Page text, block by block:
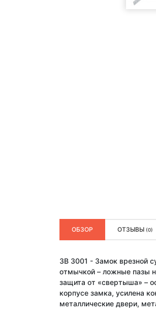
ОБЗОР ОТЗЫВЫ (0)
ЗВ 3001 - Замок врезной
отмычкой – ложные пазы
защита от «свертыша» –
корпусе замка, усилена
металлические двери,